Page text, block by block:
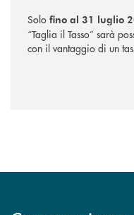
Solo fino al 31 luglio
“Taglia il Tasso” sarà
con il vantaggio di un